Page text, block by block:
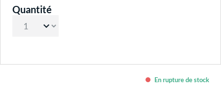
Quantité
En rupture de stock